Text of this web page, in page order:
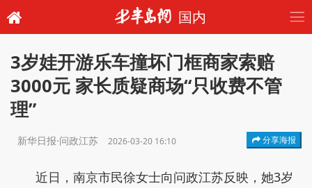
国内
3岁娃开游乐车撞坏门框商家索赔
3000元 家长质疑商场“只收费不管
理”
新华日报·问政江苏 2026-03-20 16:10 分享海报
近日，南京市民徐女士向问政江苏反映，她3岁